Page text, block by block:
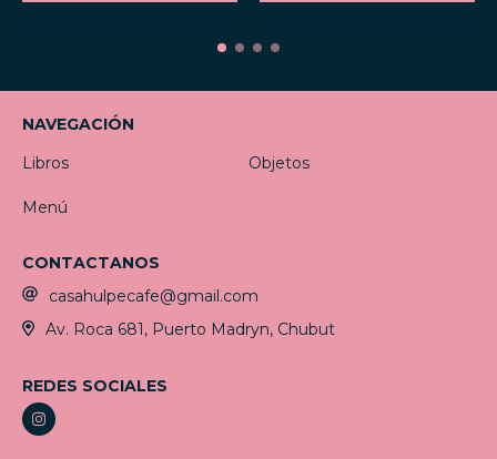
NAVEGACIÓN
Libros
Objetos
Menú
CONTACTANOS
casahulpecafe@gmail.com
Av. Roca 681, Puerto Madryn, Chubut
REDES SOCIALES